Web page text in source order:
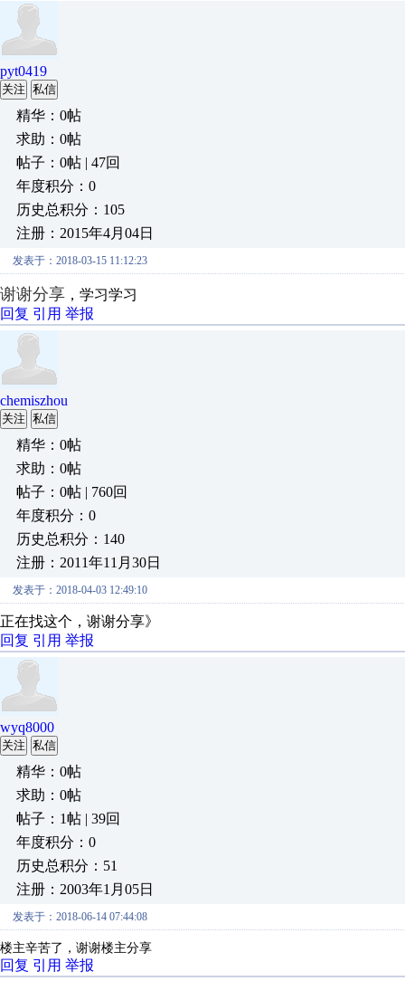
pyt0419
关注 私信
精华：0帖
求助：0帖
帖子：0帖 | 47回
年度积分：0
历史总积分：105
注册：2015年4月04日
发表于：2018-03-15 11:12:23
谢谢分享 ，学习学习
回复 引用 举报
chemiszhou
关注 私信
精华：0帖
求助：0帖
帖子：0帖 | 760回
年度积分：0
历史总积分：140
注册：2011年11月30日
发表于：2018-04-03 12:49:10
正在找这个，谢谢分享》
回复 引用 举报
wyq8000
关注 私信
精华：0帖
求助：0帖
帖子：1帖 | 39回
年度积分：0
历史总积分：51
注册：2003年1月05日
发表于：2018-06-14 07:44:08
楼主辛苦了，谢谢楼主分享
回复 引用 举报